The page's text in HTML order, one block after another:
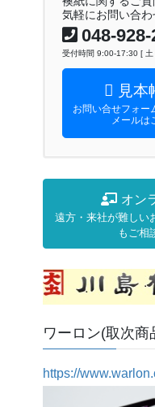
気軽にお問い合わ
048-
受付時間 9:00-17:30 [ 土
見本
お問い合せフォー
メールは
オン
遠方・来社が難しい
もご相
ワーロン(取次商
https://